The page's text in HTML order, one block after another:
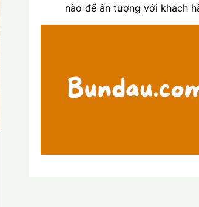
nào để ấn tượng với khách